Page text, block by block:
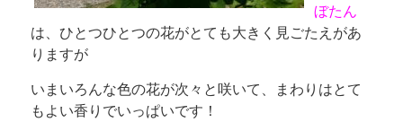
ぼたん
は、ひとつひとつの花がとても大きく見ごたえがあ
りますが
いまいろんな色の花が次々と咲いて、まわりはとて
もよい香りでいっぱいです！